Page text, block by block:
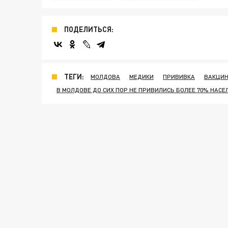
ПОДЕЛИТЬСЯ:
ТЕГИ: МОЛДОВА МЕДИКИ ПРИВИВКА
В МОЛДОВЕ ДО СИХ ПОР НЕ ПРИВИЛИСЬ БОЛЕЕ 70%